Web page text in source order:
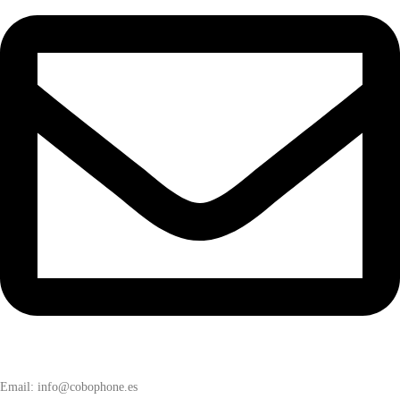
Email: info@cobophone.es